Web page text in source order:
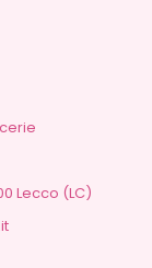
Lecco (LC)